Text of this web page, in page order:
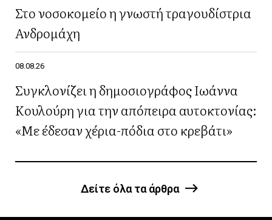
Στο νοσοκομείο η γνωστή τραγουδίστρια
Ανδρομάχη
08.08.26
Συγκλονίζει η δημοσιογράφος Ιωάννα
Κουλούρη για την απόπειρα αυτοκτονίας:
«Με έδεσαν χέρια-πόδια στο κρεβάτι»
Δείτε όλα τα άρθρα